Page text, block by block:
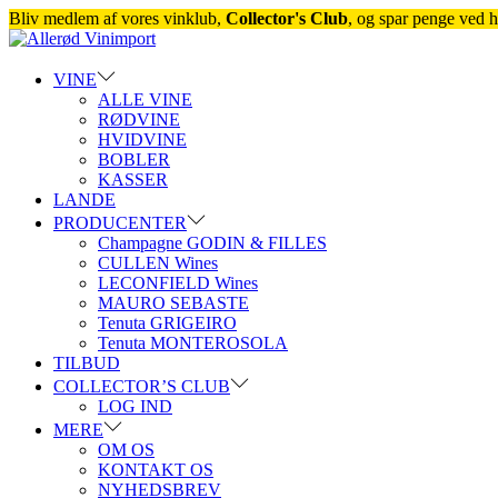
Bliv medlem af vores vinklub, Collector's Club, og spar penge ved
Skip
navigation
Skip
contentVINE
ALLE VINE
RØDVINE
HVIDVINE
BOBLER
KASSER
LANDE
PRODUCENTER
Champagne GODIN & FILLES
CULLEN Wines
LECONFIELD Wines
MAURO SEBASTE
Tenuta GRIGEIRO
Tenuta MONTEROSOLA
TILBUD
COLLECTOR’S CLUB
LOG IND
MERE
OM OS
KONTAKT OS
NYHEDSBREV